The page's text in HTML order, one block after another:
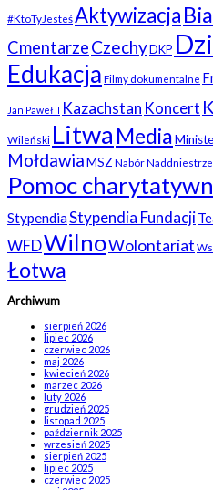
#KtoTyJesteśAktywizacja
CmentarzeCzechyDKP
Edukacja Filmy dokumentalne
Jan Paweł II Kazachstan Koncert
Wileński Litwa Media
MołdawiaMSZ NabórNaddniestrze
Pomoc
StypendiaStypendia Fundacji
WFDWilnoWolontariat
Łotwa
Archiwum
sierpień 2026
lipiec 2026
czerwiec 2026
maj 2026
kwiecień 2026
marzec 2026
luty 2026
grudzień 2025
listopad 2025
październik 2025
wrzesień 2025
sierpień 2025
lipiec 2025
czerwiec 2025